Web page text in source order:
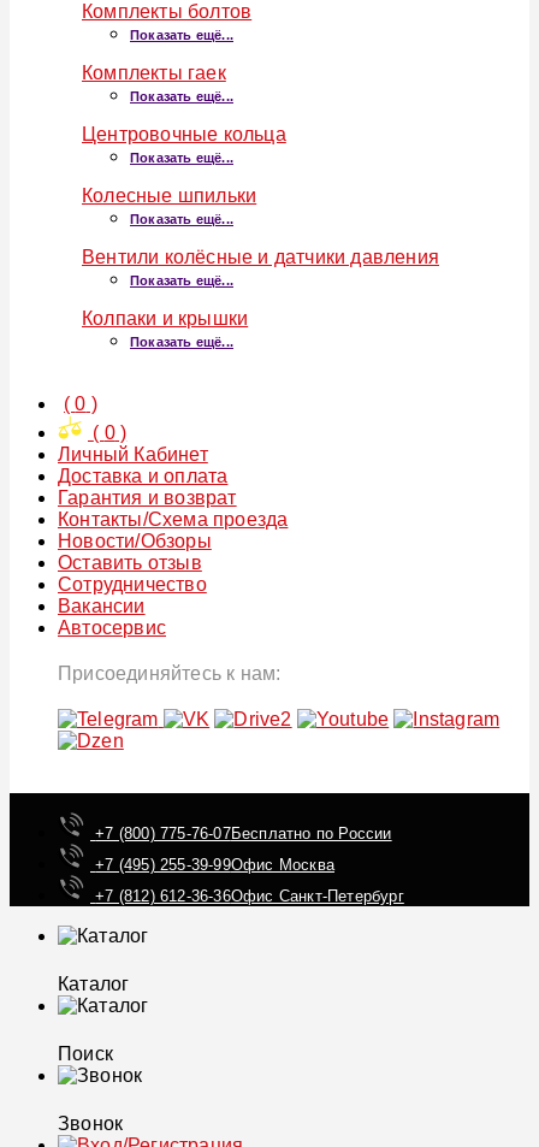
Комплекты болтов
Показать ещё...
Комплекты гаек
Показать ещё...
Центровочные кольца
Показать ещё...
Колесные шпильки
Показать ещё...
Вентили колёсные и датчики давления
Показать ещё...
Колпаки и крышки
Показать ещё...
(0 )
( 0)
Личный Кабинет
Доставка и оплата
Гарантия и возврат
Контакты/Схема проезда
Новости/Обзоры
Оставить отзыв
Сотрудничество
Вакансии
Автосервис
Присоединяйтесь к нам:
+7 (800) 775-76-07Бесплатно по России
+7 (495) 255-39-99Офис Москва
+7 (812) 612-36-36Офис Санкт-Петербург
Каталог
Поиск
Звонок